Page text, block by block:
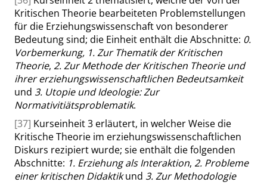
Kritischen Theorie bearbeiteten Problemstellungen
für die Erziehungswissenschaft von besonderer
Bedeutung sind; die Einheit enthält die Abschnitte: 0.
Vorbemerkung, 1. Zur Thematik der Kritischen
Theorie, 2. Zur Methode der Kritischen Theorie und
ihrer erziehungswissenschaftlichen Bedeutsamkeit
und 3. Utopie und Ideologie: Zur
Normativitiätsproblematik.
[37] Kurseinheit 3 erläutert, in welcher Weise die
Kritische Theorie im erziehungswissenschaftlichen
Diskurs rezipiert wurde; sie enthält die folgenden
Abschnitte: 1. Erziehung als Interaktion, 2. Probleme
einer kritischen Didaktikund 3. Zur Methodologie